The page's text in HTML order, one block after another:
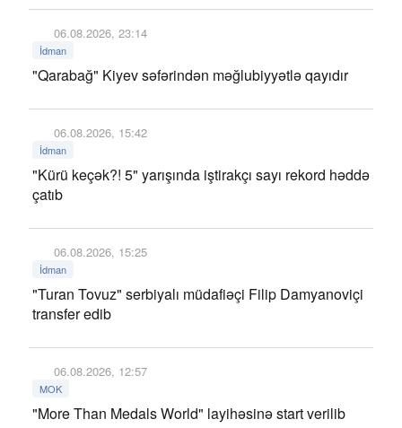
06.08.2026, 23:14
İdman
"Qarabağ" Kiyev səfərindən məğlubiyyətlə qayıdır
06.08.2026, 15:42
İdman
"Kürü keçək?! 5" yarışında iştirakçı sayı rekord həddə
çatıb
06.08.2026, 15:25
İdman
"Turan Tovuz" serbiyalı müdafiəçi Filip Damyanoviçi
transfer edib
06.08.2026, 12:57
MOK
"More Than Medals World" layihəsinə start verilib